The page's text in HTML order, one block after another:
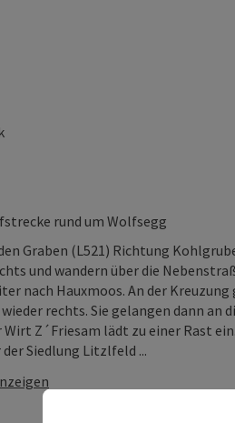
rund um Wolfsegg
Graben (L521) Richtung
und wandern über die
nach Hauxmoos. An der
rechts. Sie gelangen dann an
Z´Friesam lädt zu einer Rast
Siedlung Litzlfeld ...